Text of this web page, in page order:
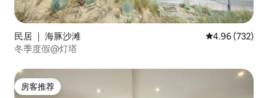
民居 ｜ 海豚沙滩 平均评分 4.96
4.96 (732)
冬季度假@灯塔
房客推荐
房客推荐